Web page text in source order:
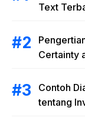
Text
Certainty
Contoh
tentang